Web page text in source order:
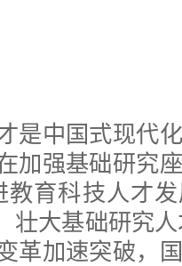
是中国式现代
加强基础研究
教育科技人才
壮大基础研究
革加速突破，